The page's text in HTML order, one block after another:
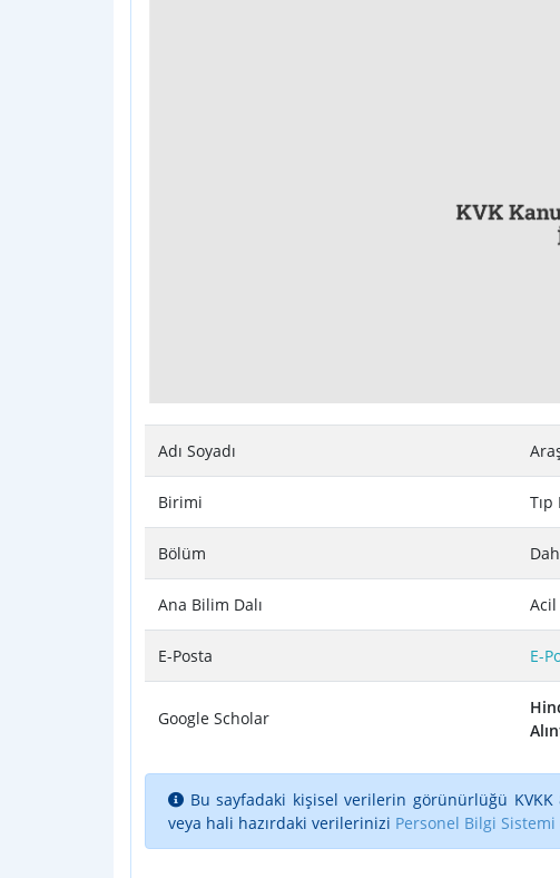
Adı Soyadı
Birimi
Bölüm
Ana Bilim Dalı Acil
E-Posta E-
Google Scholar
Bu sayfadaki kişisel verilerin görünürlüğü
veya hali hazırdaki verilerinizi Personel Bilgi Sistemi